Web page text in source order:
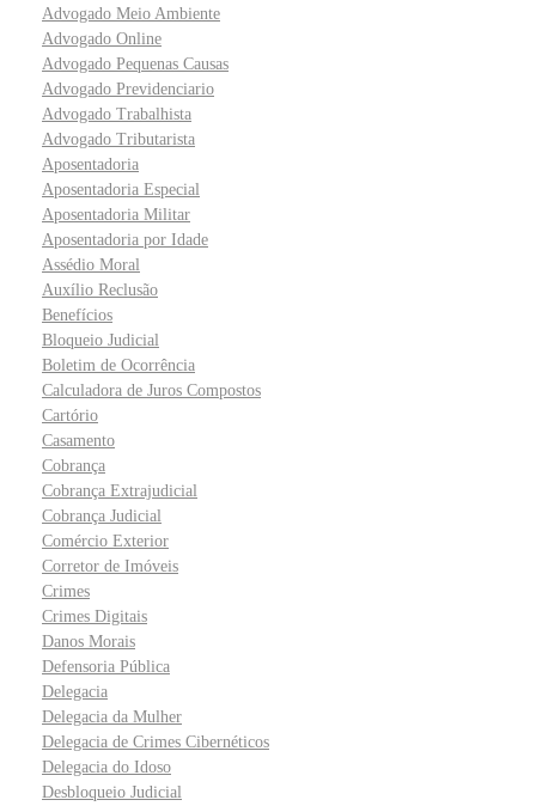
Advogado Meio Ambiente
Advogado Online
Advogado Pequenas Causas
Advogado Previdenciario
Advogado Trabalhista
Advogado Tributarista
Aposentadoria
Aposentadoria Especial
Aposentadoria Militar
Aposentadoria por Idade
Assédio Moral
Auxílio Reclusão
Benefícios
Bloqueio Judicial
Boletim de Ocorrência
Calculadora de Juros Compostos
Cartório
Casamento
Cobrança
Cobrança Extrajudicial
Cobrança Judicial
Comércio Exterior
Corretor de Imóveis
Crimes
Crimes Digitais
Danos Morais
Defensoria Pública
Delegacia
Delegacia da Mulher
Delegacia de Crimes Cibernéticos
Delegacia do Idoso
Desbloqueio Judicial